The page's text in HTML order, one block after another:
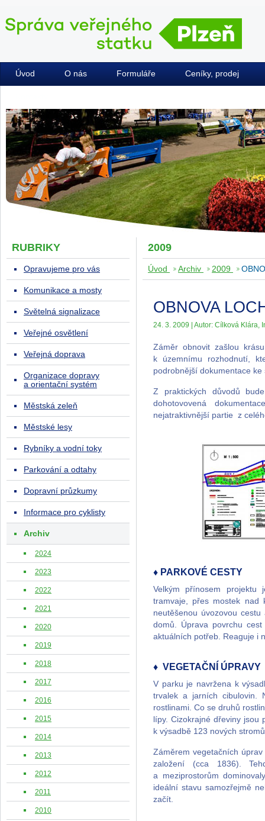
Úvod O nás Formuláře Ceníky, prodej
2009
Úvod Archiv 2009
OBNOVA
24. 3. 2009 | Autor: Cílková Klára,
Záměr obnovit zašlou
k územnímu rozhodnutí,
podrobnější dokumentace
Z praktických důvodů
dohotovovená
nejatraktivnější partie z
♦ PARKOVÉ CESTY
Velkým přínosem projektu
tramvaje, přes mostek
neutěšenou úvozovou
domů. Úprava povrchu
aktuálních potřeb. Reaguje i
♦ VEGETAČNÍ ÚPRAVY
V parku je navržena k
trvalek a jarních cibulovin.
rostlinami. Co se druhů
lípy. Cizokrajné dřeviny
k výsadbě 123 nových
Záměrem vegetačních
založení (cca 1836).
a meziprostorům
ideální stavu samozřejmě
začít.
RUBRIKY
Opravujeme pro vás
Komunikace a mosty
Světelná signalizace
Veřejné osvětlení
Veřejná doprava
Organizace dopravy
a orientační systém
Městská zeleň
Městské lesy
Rybníky a vodní toky
Parkování a odtahy
Dopravní průzkumy
Informace pro cyklisty
Archiv
2024
2023
2022
2021
2020
2019
2018
2017
2016
2015
2014
2013
2012
2011
2010